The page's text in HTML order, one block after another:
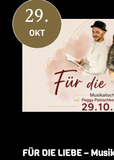
29.
OKT
FÜR DIE LIEBE –